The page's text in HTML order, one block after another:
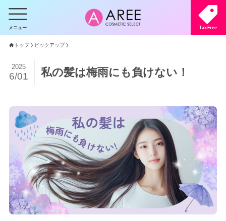
TaxFree
メニュー
トップ ピックアップ
私の髪は梅雨にも負けない！
2025
6/01